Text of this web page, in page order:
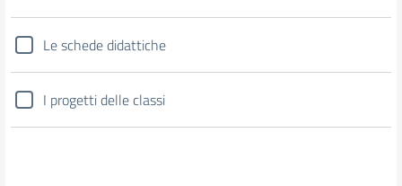
Le schede didattiche
I progetti delle classi